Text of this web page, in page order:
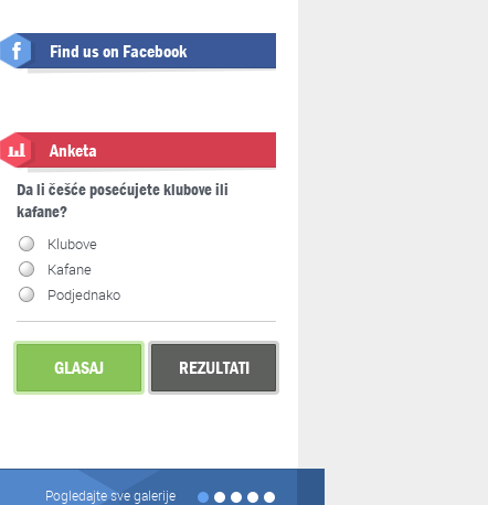
Find us on Facebook
Anketa
Da li češće posećujete klubove ili
kafane?
Klubove
Kafane
Podjednako
GLASAJ REZULTATI
Pogledajte sve galerije